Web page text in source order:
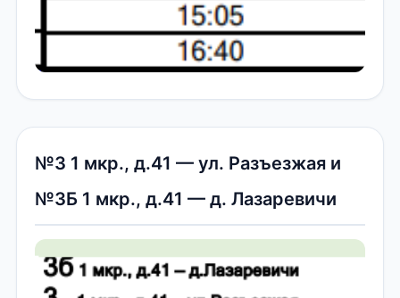
№3 1 мкр., д.41 — ул. Разъезжая и
№3Б 1 мкр., д.41 — д. Лазаревичи